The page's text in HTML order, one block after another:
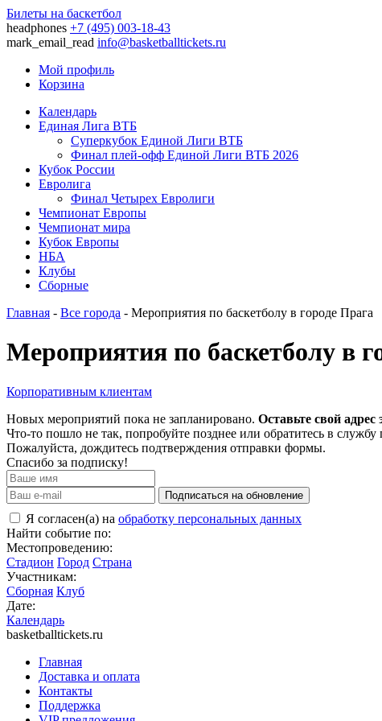
Билеты на баскетбол
headphones +7 (495) 003-18-43
mark_email_read info@basketballtickets.ru
Мой профиль
Корзина
Календарь
Единая Лига ВТБ
Суперкубок Единой Лиги ВТБ
Финал плей-офф Единой Лиги ВТБ 2026
Кубок России
Евролига
Финал Четырех Евролиги
Чемпионат Европы
Чемпионат мира
Кубок Европы
НБА
Клубы
Сборные
Главная - Все города - Мероприятия по баскетболу в городе Прага
Мероприятия по баскетболу в
Корпоративным клиентам
Новых мероприятий пока не запланировано. Оставьте свой
Что-то пошло не так, попробуйте позднее или обратитесь в
Пожалуйста, дождитесь подтверждения отправки формы.
Спасибо за подписку!
Подписаться на обновление
Я согласен(а) на обработку персональных данных
Найти событие по:
Местопроведению:
Стадион Город Страна
Участникам:
Сборная Клуб
Дате:
Календарь
basketballtickets.ru
Главная
Доставка и оплата
Контакты
Поддержка